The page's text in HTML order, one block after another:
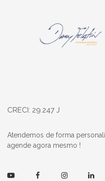
CRECI: 29.247 J
Atendemos de forma
agende agora mesmo !
YoutubeFacebookInstagram